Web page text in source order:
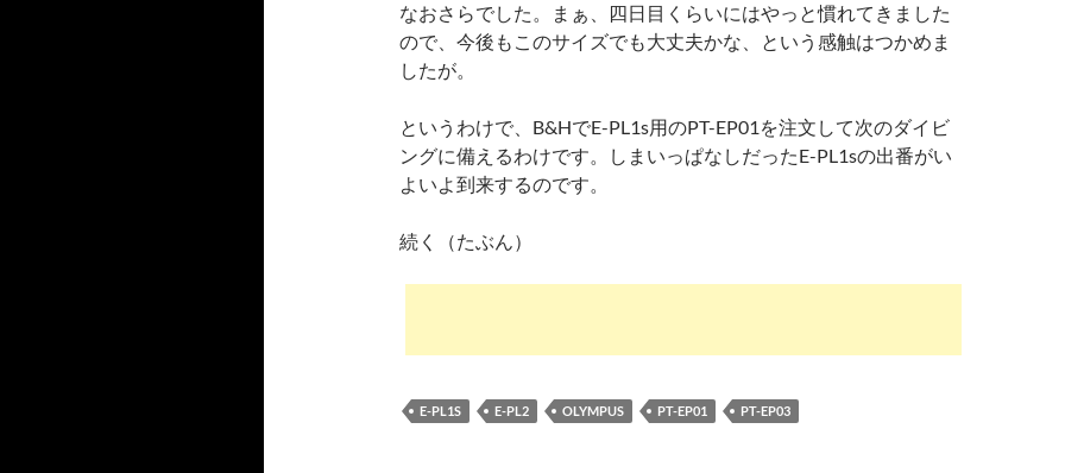
なおさらでした。まぁ、四日目くらいにはやっと慣れてきました
ので、今後もこのサイズでも大丈夫かな、という感触はつかめま
したが。
というわけで、B&HでE-PL1s用のPT-EP01を注文して次のダイビ
ングに備えるわけです。しまいっぱなしだったE-PL1sの出番がい
よいよ到来するのです。
続く（たぶん）
E-PL1S E-PL2 OLYMPUS PT-EP01 PT-EP03